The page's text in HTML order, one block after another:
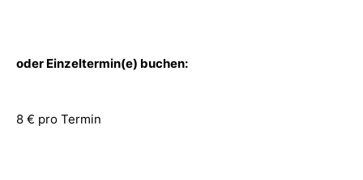
oder Einzeltermin(e) buchen:
8 € pro Termin